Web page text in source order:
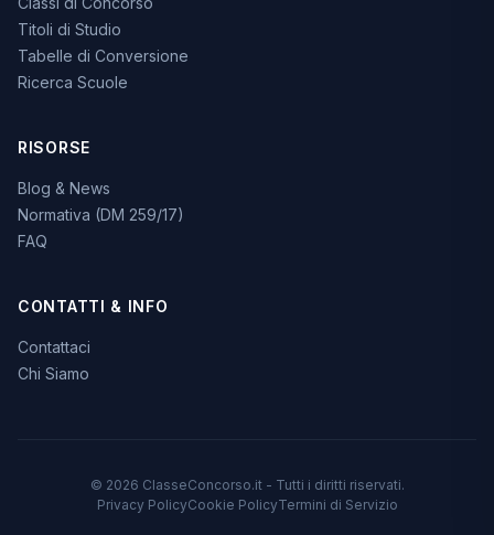
Titoli di Studio
Tabelle di Conversione
Ricerca Scuole
RISORSE
Blog & News
Normativa (DM 259/17)
FAQ
CONTATTI & INFO
Contattaci
Chi Siamo
© 2026 ClasseConcorso.it - Tutti i diritti riservati.
Privacy PolicyCookie PolicyTermini di Servizio